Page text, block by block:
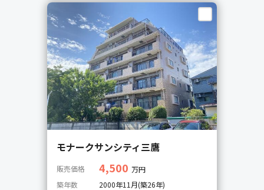
モナークサンシティ三鷹
販売価格 4,500 万円
築年数
2000年11月(築26年)